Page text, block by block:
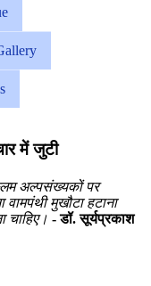
में जुटी
अल्पसंख्यकों पर
वामपंथी मुखौटा हटाना
चाहिए। - डॉ. सूर्यप्रकाश